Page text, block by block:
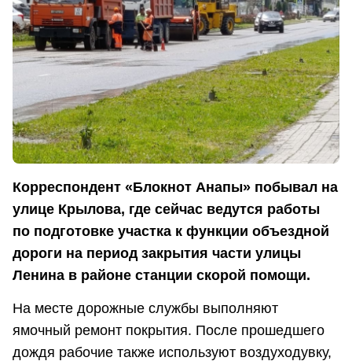
Корреспондент «Блокнот Анапы» побывал на
улице Крылова, где сейчас ведутся работы
по подготовке участка к функции объездной
дороги на период закрытия части улицы
Ленина в районе станции скорой помощи.
На месте дорожные службы выполняют
ямочный ремонт покрытия. После прошедшего
дождя рабочие также используют воздуходувку,